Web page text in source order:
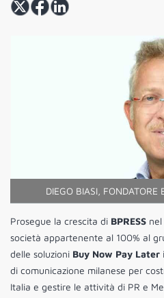
DIEGO BIASI, FONDATORE
Prosegue la crescita di BPRESS
società appartenente al 100% al
delle soluzioni Buy Now Pay Later
di comunicazione milanese per
Italia e gestire le attività di PR e